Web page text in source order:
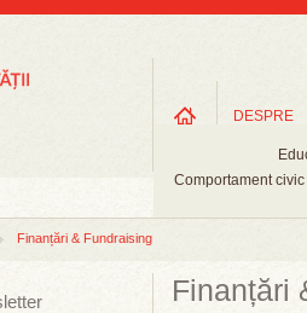
DESPRE
Comportament
Finanțări & Fundraising
Finanțări